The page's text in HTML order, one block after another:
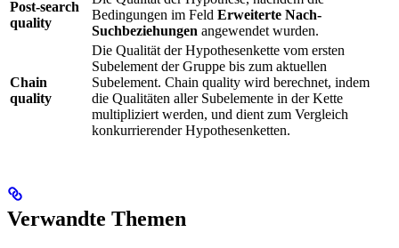
Post-search
quality
Bedingungen im Feld Erweiterte Nach-
Suchbeziehungen angewendet wurden.
Chain
quality
Die Qualität der Hypothesenkette vom ersten
Subelement der Gruppe bis zum aktuellen
Subelement. Chain quality wird berechnet, indem
die Qualitäten aller Subelemente in der Kette
multipliziert werden, und dient zum Vergleich
konkurrierender Hypothesenketten.
Verwandte Themen